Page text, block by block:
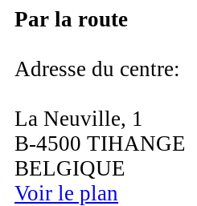
Par la route
Adresse du centre:
La Neuville, 1
B-4500 TIHANGE
BELGIQUE
Voir le plan